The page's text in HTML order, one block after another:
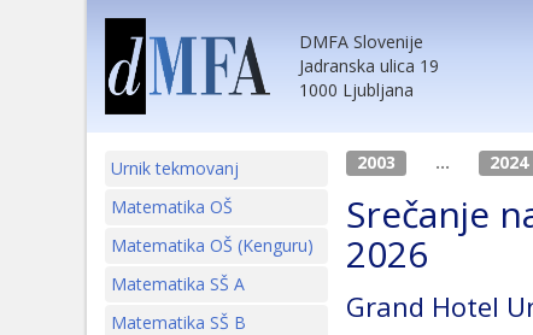
DMFA Slovenije
Jadranska ulica 19
1000 Ljubljana
Urnik tekmovanj
Matematika OŠ
Matematika OŠ (Kenguru)
Matematika SŠ A
Matematika SŠ B
2003 ... 2024
Srečanje
2026
Grand Hotel